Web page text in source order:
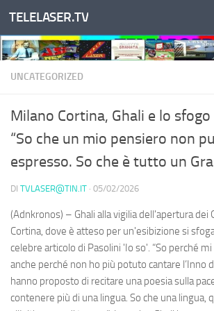
Salta al contenuto
TELELASER.TV
UNCATEGORIZED
Milano Cortina, Ghali e lo
“So che un mio pensiero non
espresso. So che è tutto un
DI TVLASER@TIN.IT · 05/02/2026
(Adnkronos) – Ghali alla vigilia dell'apertura dei
Cortina, dove è atteso per un'esibizione si
celebre articolo di Pasolini 'Io so'. “So perché
anche perché non ho più potuto cantare l’Inno
hanno proposto di recitare una poesia sulla
contenere più di una lingua. So che una lingua,